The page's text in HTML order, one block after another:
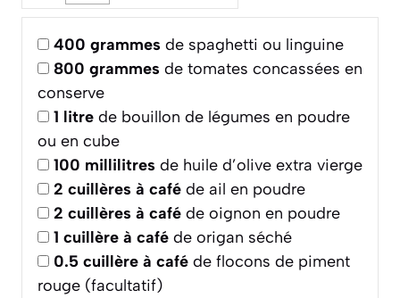
400 grammes de spaghetti ou linguine
800 grammes de tomates concassées en
conserve
1 litre de bouillon de légumes en poudre
ou en cube
100 millilitres de huile d’olive extra vierge
2 cuillères à café de ail en poudre
2 cuillères à café de oignon en poudre
1 cuillère à café de origan séché
0.5 cuillère à café de flocons de piment
rouge (facultatif)